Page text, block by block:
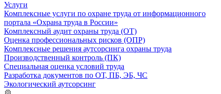
Услуги
Комплексные услуги по охране труда от информационного
портала «Охрана труда в России»
Комплексный аудит охраны труда (ОТ)
Оценка профессиональных рисков (ОПР)
Комплексные решения аутсорсинга охраны труда
Производственный контроль (ПК)
Специальная оценка условий труда
Разработка документов по ОТ, ПБ, ЭБ, ЧС
Экологический аутсорсинг